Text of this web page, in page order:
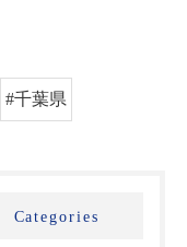
#千葉県
Categories